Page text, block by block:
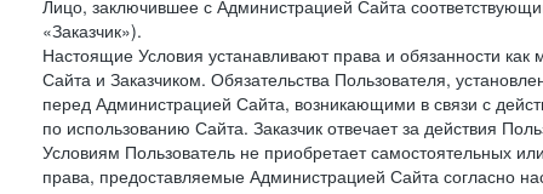
Лицо, заключившее с Администрацией Сайта
«Заказчик»).
Настоящие Условия устанавливают права и обязанности
Сайта и Заказчиком. Обязательства Пользователя,
перед Администрацией Сайта, возникающими в связи с
по использованию Сайта. Заказчик отвечает за действия
Условиям Пользователь не приобретает самостоятельных
права, предоставляемые Администрацией Сайта согласно